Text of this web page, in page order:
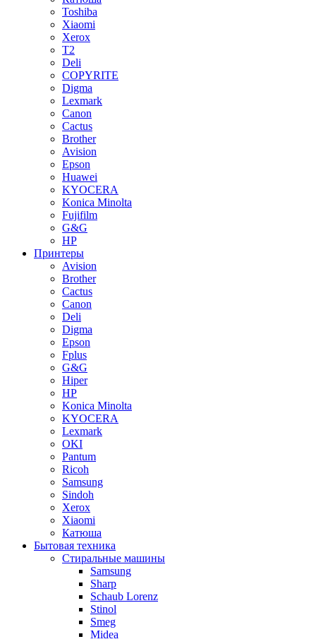
Toshiba
Xiaomi
Xerox
T2
Deli
COPYRITE
Digma
Lexmark
Canon
Cactus
Brother
Avision
Epson
Huawei
KYOCERA
Konica Minolta
Fujifilm
G&G
HP
Принтеры
Avision
Brother
Cactus
Canon
Deli
Digma
Epson
Fplus
G&G
Hiper
HP
Konica Minolta
KYOCERA
Lexmark
OKI
Pantum
Ricoh
Samsung
Sindoh
Xerox
Xiaomi
Катюша
Бытовая техника
Стиральные машины
Samsung
Sharp
Schaub Lorenz
Stinol
Smeg
Midea